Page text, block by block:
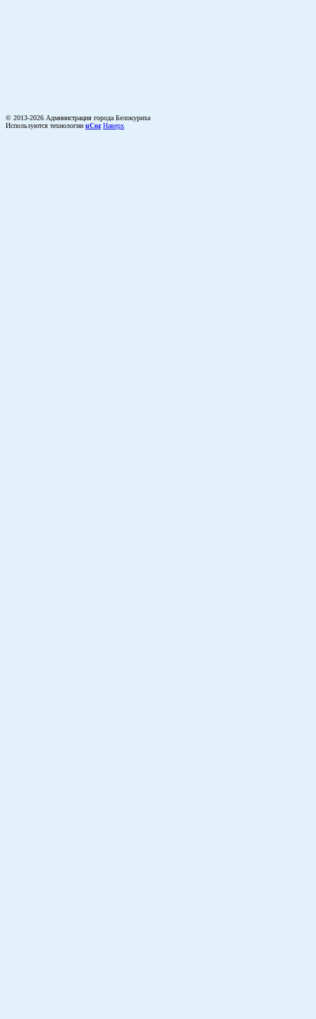
© 2013-2026 Администрация города Белокуриха
Используются технологии uCoz Наверх